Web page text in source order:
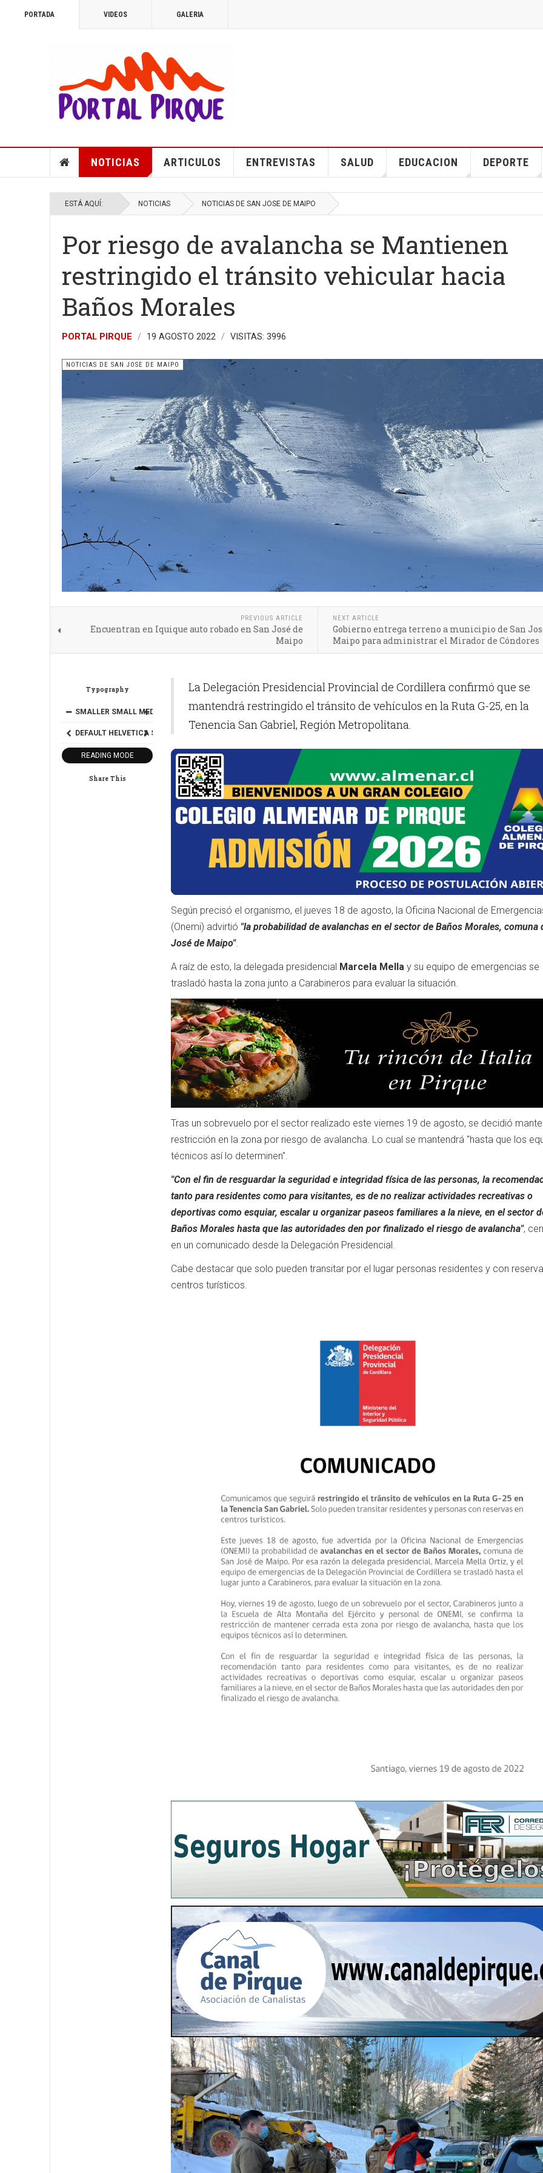
PORTADA VIDEOS GALERIA
NOTICIAS ARTICULOS ENTREVISTAS SALUD EDUCACION DEPORTE
ESTÁ AQUÍ: NOTICIAS NOTICIAS DE SAN JOSE DE MAIPO
Por riesgo de avalancha se Mantienen
restringido el tránsito vehicular hacia
Baños Morales
PORTAL PIRQUE 19 AGOSTO 2022 VISITAS: 3996
NOTICIAS DE SAN JOSE DE MAIPO
PREVIOUS ARTICLE
Encuentran en Iquique auto robado en San José de
Maipo
NEXT ARTICLE
Gobierno entrega terreno a municipio de San
Maipo para administrar el Mirador de Cóndores
Typography
SMALLER SMALL MEDIUM BIGGER
DEFAULT HELVETICA SEGOE
READING MODE
Share This
La Delegación Presidencial Provincial de Cordillera confirmó que se
mantendrá restringido el tránsito de vehículos en la Ruta G-25, en la
Tenencia San Gabriel, Región Metropolitana.
Según precisó el organismo, el jueves 18 de agosto, la Oficina Nacional de
(Onemi) advirtió "la probabilidad de avalanchas en el sector de Baños Morales, comuna
José de Maipo".
A raíz de esto, la delegada presidencial Marcela Mella y su equipo de emergencias se
trasladó hasta la zona junto a Carabineros para evaluar la situación.
Tras un sobrevuelo por el sector realizado este viernes 19 de agosto, se decidió
restricción en la zona por riesgo de avalancha. Lo cual se mantendrá "hasta que los
técnicos así lo determinen".
"Con el fin de resguardar la seguridad e integridad física de las personas, la
tanto para residentes como para visitantes, es de no realizar actividades recreativas o
deportivas como esquiar, escalar u organizar paseos familiares a la nieve, en el sector
Baños Morales hasta que las autoridades den por finalizado el riesgo de avalancha",
en un comunicado desde la Delegación Presidencial.
Cabe destacar que solo pueden transitar por el lugar personas residentes y con
centros turísticos.